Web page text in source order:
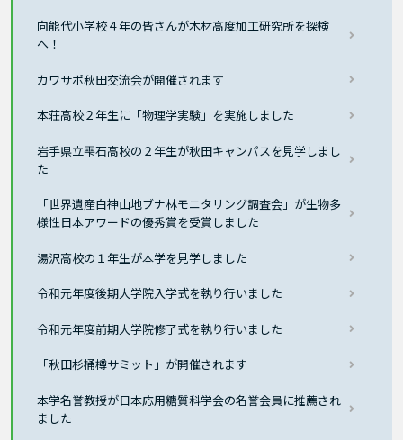
向能代小学校４年の皆さんが木材高度加工研究所を探検
へ！
カワサポ秋田交流会が開催されます
本荘高校２年生に「物理学実験」を実施しました
岩手県立雫石高校の２年生が秋田キャンパスを見学しまし
た
「世界遺産白神山地ブナ林モニタリング調査会」が生物多
様性日本アワードの優秀賞を受賞しました
湯沢高校の１年生が本学を見学しました
令和元年度後期大学院入学式を執り行いました
令和元年度前期大学院修了式を執り行いました
「秋田杉桶樽サミット」が開催されます
本学名誉教授が日本応用糖質科学会の名誉会員に推薦され
ました